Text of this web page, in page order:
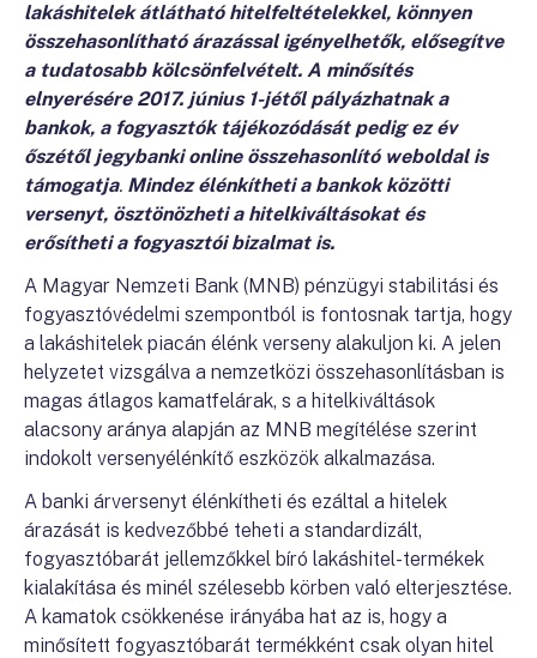
lakáshitelek átlátható hitelfeltételekkel, könnyen
összehasonlítható árazással igényelhetők, elősegítve
a tudatosabb kölcsönfelvételt. A minősítés
elnyerésére 2017. június 1-jétől pályázhatnak a
bankok, a fogyasztók tájékozódását pedig ez év
őszétől jegybanki online összehasonlító weboldal is
támogatja. Mindez élénkítheti a bankok közötti
versenyt, ösztönözheti a hitelkiváltásokat és
erősítheti a fogyasztói bizalmat is.
A Magyar Nemzeti Bank (MNB) pénzügyi stabilitási és
fogyasztóvédelmi szempontból is fontosnak tartja, hogy
a lakáshitelek piacán élénk verseny alakuljon ki. A jelen
helyzetet vizsgálva a nemzetközi összehasonlításban is
magas átlagos kamatfelárak, s a hitelkiváltások
alacsony aránya alapján az MNB megítélése szerint
indokolt versenyélénkítő eszközök alkalmazása.
A banki árversenyt élénkítheti és ezáltal a hitelek
árazását is kedvezőbbé teheti a standardizált,
fogyasztóbarát jellemzőkkel bíró lakáshitel-termékek
kialakítása és minél szélesebb körben való elterjesztése.
A kamatok csökkenése irányába hat az is, hogy a
minősített fogyasztóbarát termékként csak olyan hitel